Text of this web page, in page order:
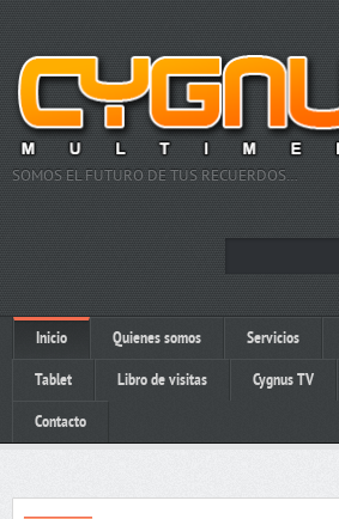
SOMOS EL FUTURO DE TUS RECUERDOS…
Inicio Quienes somos Servicios
Tablet Libro de visitas Cygnus TV
Contacto